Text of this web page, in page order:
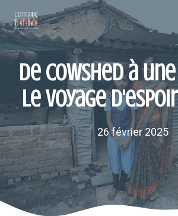
au
contenu
De Cowshed à
le voyage
26 février 2025